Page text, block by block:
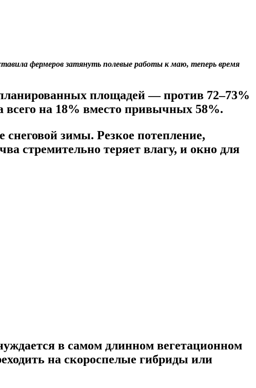
фермеров затянуть полевые работы к маю, теперь время
площадей — против 72–73%
всего на 18% вместо привычных 58%.
зимы. Резкое потепление,
стремительно теряет влагу, и окно для
в самом длинном вегетационном
на скороспелые гибриды или